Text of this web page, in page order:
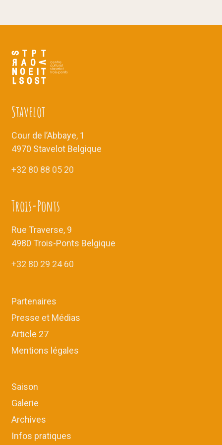
Stavelot
Cour de l’Abbaye, 1
4970 Stavelot Belgique
+32 80 88 05 20
Trois-Ponts
Rue Traverse, 9
4980 Trois-Ponts Belgique
+32 80 29 24 60
Partenaires
Presse et Médias
Article 27
Mentions légales
Saison
Galerie
Archives
Infos pratiques